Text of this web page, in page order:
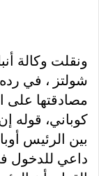
ونقلت وكالة
شولتز ، في
مصادقتها على
كوباني، قوله
بين الرئيس
داعي للدخول